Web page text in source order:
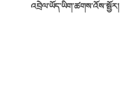
འབྲེལ་ཡོད་ཡིག་ཚགས་འོས་སྦྱོར།